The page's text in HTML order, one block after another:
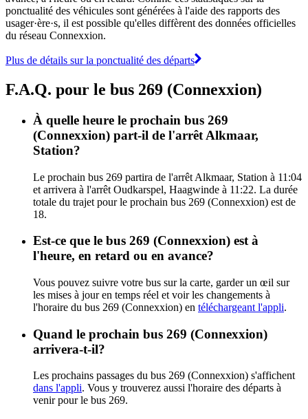
ponctualité des véhicules sont générées à l'aide des rapports des
usager·ère·s, il est possible qu'elles diffèrent des données officielles
du réseau Connexxion.
Plus de détails sur la ponctualité des départs
F.A.Q. pour le bus 269 (Connexxion)
À quelle heure le prochain bus 269
(Connexxion) part-il de l'arrêt Alkmaar,
Station?
Le prochain bus 269 partira de l'arrêt Alkmaar, Station à 11:04
et arrivera à l'arrêt Oudkarspel, Haagwinde à 11:22. La durée
totale du trajet pour le prochain bus 269 (Connexxion) est de
18.
Est-ce que le bus 269 (Connexxion) est à
l'heure, en retard ou en avance?
Vous pouvez suivre votre bus sur la carte, garder un œil sur
les mises à jour en temps réel et voir les changements à
l'horaire du bus 269 (Connexxion) en téléchargeant l'appli.
Quand le prochain bus 269 (Connexxion)
arrivera-t-il?
Les prochains passages du bus 269 (Connexxion) s'affichent
dans l'appli. Vous y trouverez aussi l'horaire des départs à
venir pour le bus 269.